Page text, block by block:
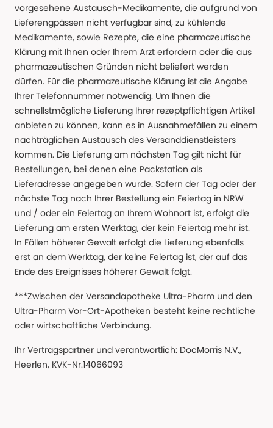
vorgesehene Austausch-Medikamente, die aufgrund von
Lieferengpässen nicht verfügbar sind, zu kühlende
Medikamente, sowie Rezepte, die eine pharmazeutische
Klärung mit Ihnen oder Ihrem Arzt erfordern oder die aus
pharmazeutischen Gründen nicht beliefert werden
dürfen. Für die pharmazeutische Klärung ist die Angabe
Ihrer Telefonnummer notwendig. Um Ihnen die
schnellstmögliche Lieferung Ihrer rezeptpflichtigen Artikel
anbieten zu können, kann es in Ausnahmefällen zu einem
nachträglichen Austausch des Versanddienstleisters
kommen. Die Lieferung am nächsten Tag gilt nicht für
Bestellungen, bei denen eine Packstation als
Lieferadresse angegeben wurde. Sofern der Tag oder der
nächste Tag nach Ihrer Bestellung ein Feiertag in NRW
und / oder ein Feiertag an Ihrem Wohnort ist, erfolgt die
Lieferung am ersten Werktag, der kein Feiertag mehr ist.
In Fällen höherer Gewalt erfolgt die Lieferung ebenfalls
erst an dem Werktag, der keine Feiertag ist, der auf das
Ende des Ereignisses höherer Gewalt folgt.
***Zwischen der Versandapotheke Ultra-Pharm und den
Ultra-Pharm Vor-Ort-Apotheken besteht keine rechtliche
oder wirtschaftliche Verbindung.
Ihr Vertragspartner und verantwortlich: DocMorris N.V.,
Heerlen, KVK-Nr.14066093